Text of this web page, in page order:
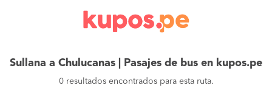
Sullana a Chulucanas | Pasajes de bus en kupos.pe
0 resultados encontrados para esta ruta.